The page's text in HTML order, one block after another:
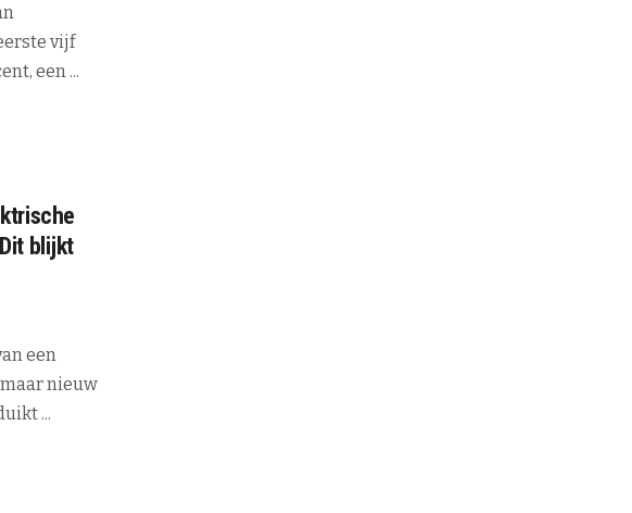
vijf
een ...
blijkt
een
nieuw
...